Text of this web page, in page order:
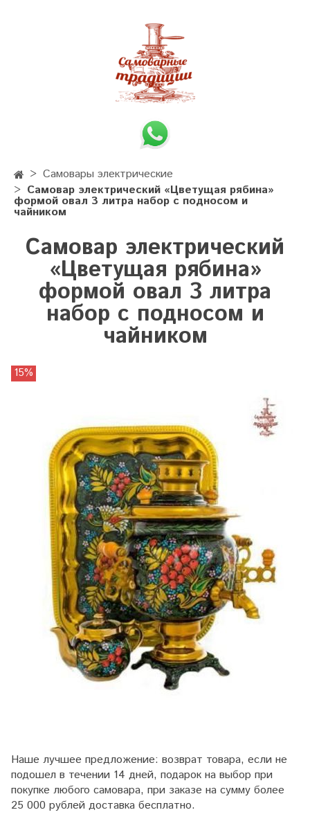
Самовары электрические
Самовар электрический «Цветущая рябина»
формой овал 3 литра набор с подносом и
чайником
Самовар электрический
«Цветущая рябина»
формой овал 3 литра
набор с подносом и
чайником
15%
Наше лучшее предложение: возврат товара, если не
подошел в течении 14 дней, подарок на выбор при
покупке любого самовара, при заказе на сумму более
25 000 рублей доставка бесплатно.